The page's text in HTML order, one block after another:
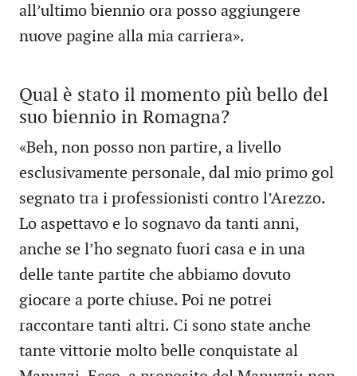
all’ultimo biennio ora posso aggiungere
nuove pagine alla mia carriera».
Qual è stato il momento più bello del
suo biennio in Romagna?
«Beh, non posso non partire, a livello
esclusivamente personale, dal mio primo gol
segnato tra i professionisti contro l’Arezzo.
Lo aspettavo e lo sognavo da tanti anni,
anche se l’ho segnato fuori casa e in una
delle tante partite che abbiamo dovuto
giocare a porte chiuse. Poi ne potrei
raccontare tanti altri. Ci sono state anche
tante vittorie molto belle conquistate al